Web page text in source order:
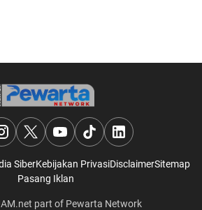
SiberKebijakan PrivasiDisclaimerSitemap
Pasang Iklan
part of Pewarta Network